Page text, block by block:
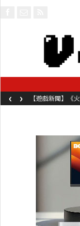
【遊戲新聞】《
容同時系舊作限
‹ ›